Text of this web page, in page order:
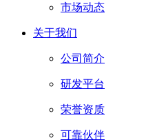
市场动态
关于我们
公司简介
研发平台
荣誉资质
可靠伙伴